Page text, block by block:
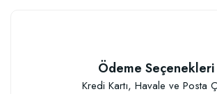
Ödeme Seçenekleri
Kredi Kartı, Havale ve Posta